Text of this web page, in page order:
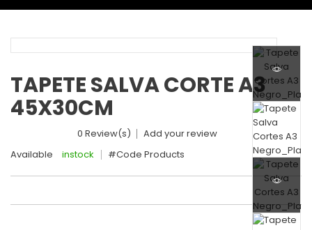
TAPETE SALVA CORTE A3
45X30CM
0 Review(s)
Add your review
Available
instock #Code Products